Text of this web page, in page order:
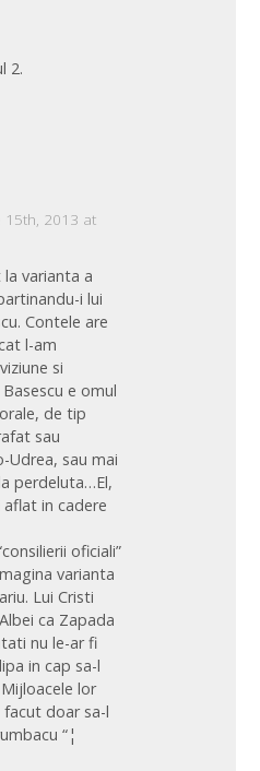
2.
15th, 2013 at
varianta a
i lui
Contele are
l-am
si
e omul
de tip
sau
Udrea, sau mai
perdeluta…El,
in cadere
oficiali”
varianta
Lui Cristi
ca Zapada
nu le-ar fi
in cap sa-l
lor
facut doar sa-l
“¦